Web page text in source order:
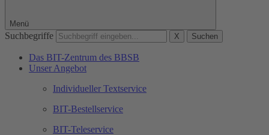
Menü
Suchbegriffe X Suchen
Das BIT-Zentrum des BBSB
Unser Angebot
Individueller Textservice
BIT-Bestellservice
BIT-Teleservice